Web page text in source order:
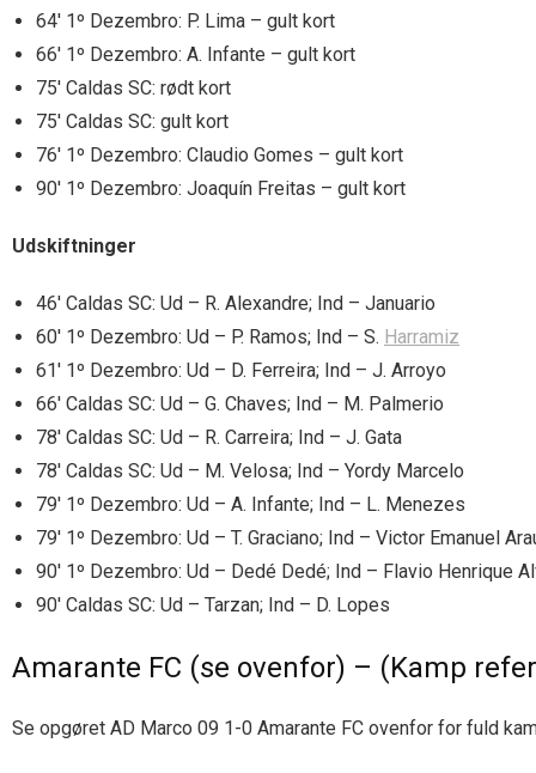
64′ 1º Dezembro: P. Lima – gult kort
66′ 1º Dezembro: A. Infante – gult kort
75′ Caldas SC: rødt kort
75′ Caldas SC: gult kort
76′ 1º Dezembro: Claudio Gomes – gult kort
90′ 1º Dezembro: Joaquín Freitas – gult kort
Udskiftninger
46′ Caldas SC: Ud – R. Alexandre; Ind – Januario
60′ 1º Dezembro: Ud – P. Ramos; Ind – S. Harramiz
61′ 1º Dezembro: Ud – D. Ferreira; Ind – J. Arroyo
66′ Caldas SC: Ud – G. Chaves; Ind – M. Palmerio
78′ Caldas SC: Ud – R. Carreira; Ind – J. Gata
78′ Caldas SC: Ud – M. Velosa; Ind – Yordy Marcelo
79′ 1º Dezembro: Ud – A. Infante; Ind – L. Menezes
79′ 1º Dezembro: Ud – T. Graciano; Ind – Victor Emanuel
90′ 1º Dezembro: Ud – Dedé Dedé; Ind – Flavio Henrique
90′ Caldas SC: Ud – Tarzan; Ind – D. Lopes
Amarante FC (se ovenfor) – (Kamp
Se opgøret AD Marco 09 1-0 Amarante FC ovenfor for fuld